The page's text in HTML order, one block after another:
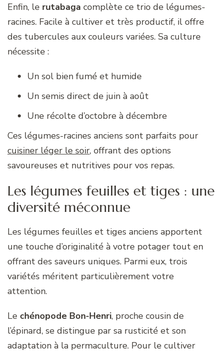
Enfin, le rutabaga complète ce trio de légumes-
racines. Facile à cultiver et très productif, il offre
des tubercules aux couleurs variées. Sa culture
nécessite :
Un sol bien fumé et humide
Un semis direct de juin à août
Une récolte d’octobre à décembre
Ces légumes-racines anciens sont parfaits pour
cuisiner léger le soir, offrant des options
savoureuses et nutritives pour vos repas.
Les légumes feuilles et tiges : une
diversité méconnue
Les légumes feuilles et tiges anciens apportent
une touche d’originalité à votre potager tout en
offrant des saveurs uniques. Parmi eux, trois
variétés méritent particulièrement votre
attention.
Le chénopode Bon-Henri, proche cousin de
l’épinard, se distingue par sa rusticité et son
adaptation à la permaculture. Pour le cultiver